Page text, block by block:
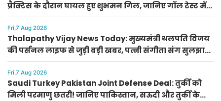
प्रैक्टिस के दौरान घायल हुए शुभमन गिल, जानिए गॉल टेस्ट में
खेलेंगे या नहीं
Fri,7 Aug 2026
Thalapathy Vijay News Today: मुख्यमंत्री थलपति विजय
की पर्सनल लाइफ से जुड़ी बड़ी खबर, पत्नी संगीता संग सुलझा
विवाद
Fri,7 Aug 2026
Saudi Turkey Pakistan Joint Defense Deal: तुर्की को
मिली परमाणु छतरी! जानिए पाकिस्तान, सऊदी और तुर्की के